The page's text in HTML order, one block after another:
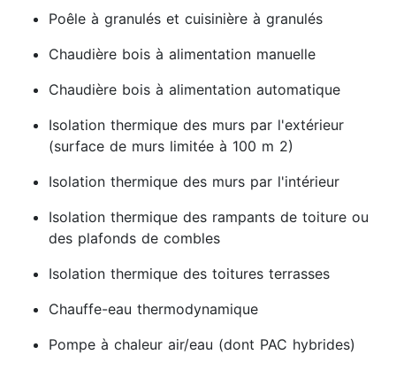
Poêle à granulés et cuisinière à granulés
Chaudière bois à alimentation manuelle
Chaudière bois à alimentation automatique
Isolation thermique des murs par l'extérieur
(surface de murs limitée à 100 m 2)
Isolation thermique des murs par l'intérieur
Isolation thermique des rampants de toiture ou
des plafonds de combles
Isolation thermique des toitures terrasses
Chauffe-eau thermodynamique
Pompe à chaleur air/eau (dont PAC hybrides)